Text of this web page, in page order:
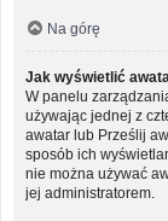
Na górę
Jak wyświetlić
W panelu
używając jednej z
awatar lub Prześlij
sposób ich
nie można używać
jej administratorem.